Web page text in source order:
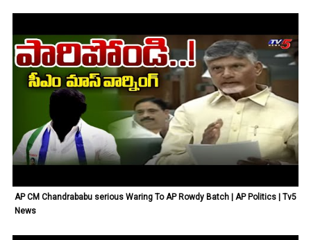
AP CM Chandrababu serious Waring To AP Rowdy Batch | AP Politics | Tv5
News